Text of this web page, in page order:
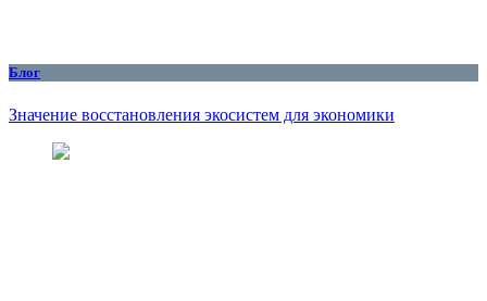
Блог
Значение восстановления экосистем для экономики